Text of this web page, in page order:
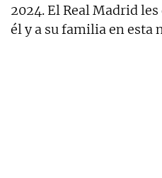
2024. El Real Madrid
él y a su familia en esta